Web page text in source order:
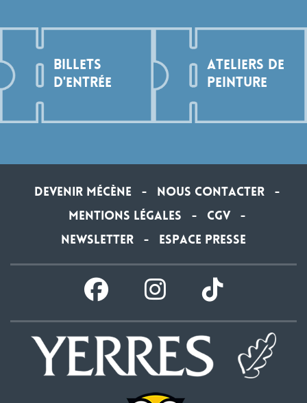
BILLETS
D'ENTRÉE
ATELIERS DE
PEINTURE
Devenir Mécène - Nous contacter -
Mentions légales - CGV -
Newsletter - Espace presse